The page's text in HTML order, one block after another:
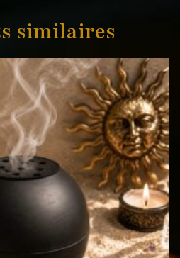
similaires